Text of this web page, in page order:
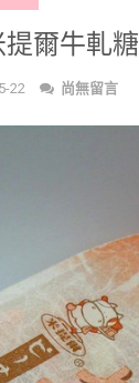
提爾牛軋糖
22 尚無留言